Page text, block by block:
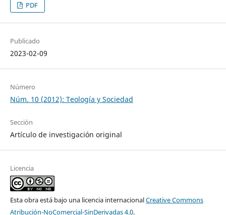
PDF
Publicado
2023-02-09
Número
Núm. 10 (2012): Teología y Sociedad
Sección
Artículo de investigación original
Licencia
Esta obra está bajo una licencia internacionalCreative Commons
Atribución-NoComercial-SinDerivadas 4.0.